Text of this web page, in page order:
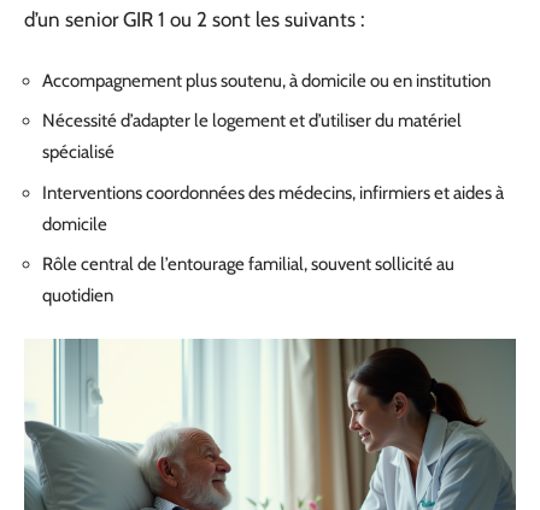
d’un senior GIR 1 ou 2 sont les suivants :
Accompagnement plus soutenu, à domicile ou en institution
Nécessité d’adapter le logement et d’utiliser du matériel
spécialisé
Interventions coordonnées des médecins, infirmiers et aides à
domicile
Rôle central de l’entourage familial, souvent sollicité au
quotidien